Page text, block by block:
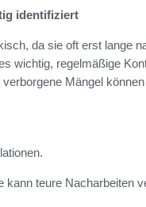
identifiziert
da sie oft erst lange
wichtig, regelmäßige
Mängel
kann teure Nacharbeiten